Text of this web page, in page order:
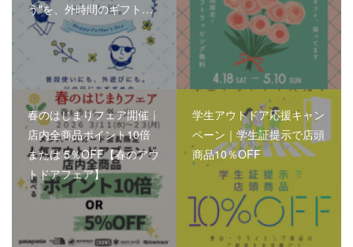
う"を、外時間のギフト…
春のはじまりフェア開催｜
店内全商品ポイント10倍
または 5％OFF【春のアウ
トドアフェア】
学生アウトドア応援キャン
ペーン｜学生証提示で店頭
商品10％OFF